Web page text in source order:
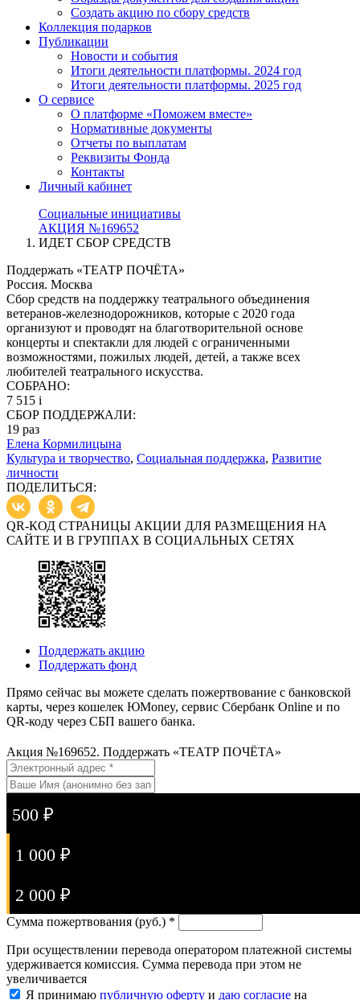
Создать акцию по сбору средств
Коллекция подарков
Публикации
Новости и события
Итоги деятельности платформы. 2024 год
Итоги деятельности платформы. 2025 год
О сервисе
О платформе «Поможем вместе»
Нормативные документы
Отчеты по выплатам
Реквизиты Фонда
Контакты
Личный кабинет
Социальные инициативы
АКЦИЯ №169652
ИДЕТ СБОР СРЕДСТВ
Поддержать «ТЕАТР ПОЧЁТА»
Россия. Москва
Сбор средств на поддержку театрального объединения
ветеранов-железнодорожников, которые с 2020 года
организуют и проводят на благотворительной основе
концерты и спектакли для людей с ограниченными
возможностями, пожилых людей, детей, а также всех
любителей театрального искусства.
СОБРАНО:
7 515 i
СБОР ПОДДЕРЖАЛИ:
19 раз
Елена Кормилицына
Культура и творчество, Социальная поддержка, Развитие
личности
ПОДЕЛИТЬСЯ:
QR-КОД СТРАНИЦЫ АКЦИИ ДЛЯ РАЗМЕЩЕНИЯ НА
САЙТЕ И В ГРУППАХ В СОЦИАЛЬНЫХ СЕТЯХ
Поддержать акцию
Поддержать фонд
Прямо сейчас вы можете сделать пожертвование с банковской
карты, через кошелек ЮMoney, сервис Сбербанк Online и по
QR-коду через СБП вашего банка.
Акция №169652. Поддержать «ТЕАТР ПОЧЁТА»
500 ₽
1 000 ₽
2 000 ₽
Сумма пожертвования (руб.) *
При осуществлении перевода оператором платежной системы
удерживается комиссия. Сумма перевода при этом не
увеличивается
Я принимаю публичную оферту и даю согласие на